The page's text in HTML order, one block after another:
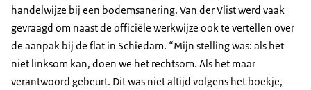
handelwijze bij een bodemsanering. Van der Vlist werd vaak
gevraagd om naast de officiële werkwijze ook te vertellen over
de aanpak bij de flat in Schiedam. “Mijn stelling was: als het
niet linksom kan, doen we het rechtsom. Als het maar
verantwoord gebeurt. Dit was niet altijd volgens het boekje,